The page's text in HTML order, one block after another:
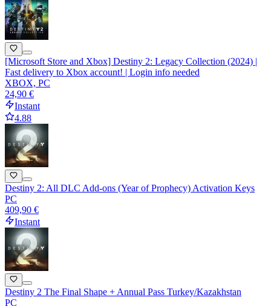
[Microsoft Store and Xbox] Destiny 2: Legacy Collection (2024) |
Fast delivery to Xbox account! | Login info needed
XBOX, PC
24,90 €
Instant
4.88
Destiny 2: All DLC Add-ons (Year of Prophecy) Activation Keys
PC
409,90 €
Instant
Destiny 2 The Final Shape + Annual Pass Turkey/Kazakhstan
PC